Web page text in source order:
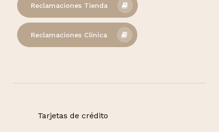
Reclamaciones Tienda
Reclamaciones Clínica
Tarjetas de crédito